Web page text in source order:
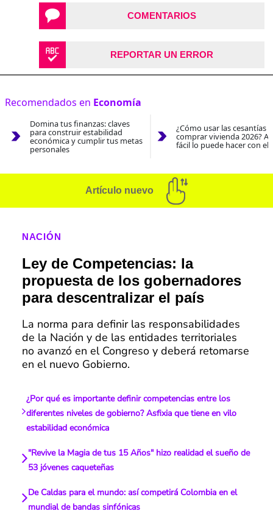
COMENTARIOS
REPORTAR UN ERROR
Recomendados en Economía
Domina tus finanzas: claves
para construir estabilidad
económica y cumplir tus metas
personales
¿Cómo usar las cesantías
comprar vivienda 2026?
fácil lo puede hacer con el
Artículo nuevo
NACIÓN
Ley de Competencias: la
propuesta de los gobernadores
para descentralizar el país
La norma para definir las responsabilidades
de la Nación y de las entidades territoriales
no avanzó en el Congreso y deberá retomarse
en el nuevo Gobierno.
¿Por qué es importante definir competencias entre los
diferentes niveles de gobierno? Asfixia que tiene en vilo
estabilidad económica
"Revive la Magia de tus 15 Años" hizo realidad el sueño de
53 jóvenes caqueteñas
De Caldas para el mundo: así competirá Colombia en el
mundial de bandas sinfónicas